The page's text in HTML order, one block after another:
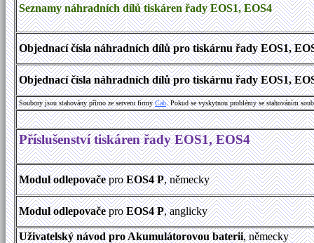
Seznamy náhradních dílů tiskáren řady EOS1, EOS4
Objednací čísla náhradních dílů pro tiskárnu řady EOS1,
Objednací čísla náhradních dílů pro tiskárnu řady EOS1,
Soubory jsou stahovány přímo ze serveru firmyCab. Pokud se vyskytnou problémy se stahováním
Příslušenství tiskáren řady EOS1, EOS4
Modul odlepovačeproEOS4 P, německy
Modul odlepovačeproEOS4 P, anglicky
Uživatelský návod pro Akumulátorovou baterii, německy